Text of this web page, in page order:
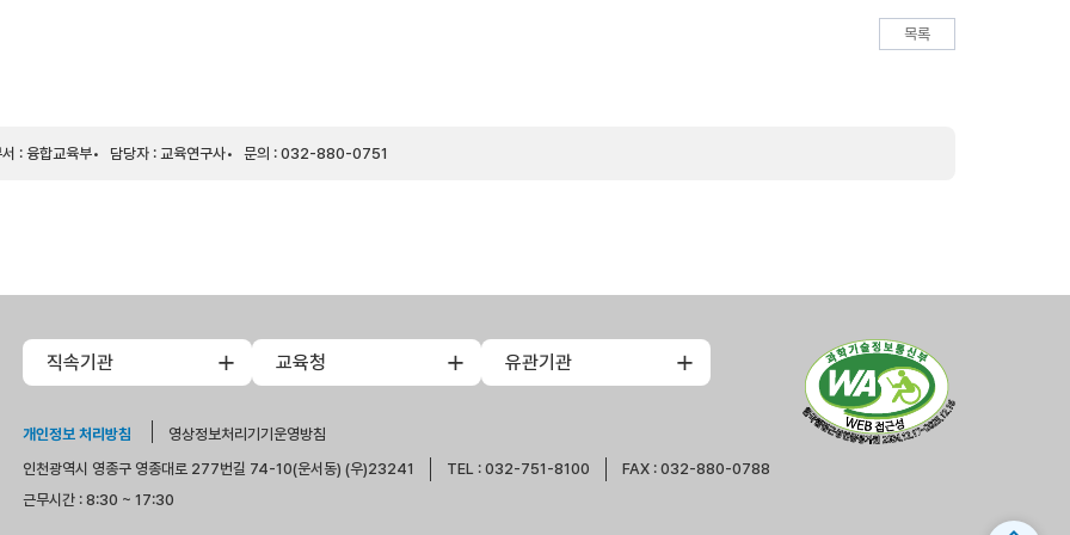
목록
: 융합교육부 담당자 : 교육연구사 문의 : 032-880-0751
직속기관 교육청 유관기관
개인정보 처리방침
영상정보처리기기운영방침
인천광역시 영종구 영종대로 277번길 74-10(운서동) (우)23241
TEL : 032-751-8100
FAX : 032-880-0788
근무시간 : 8:30 ~ 17:30